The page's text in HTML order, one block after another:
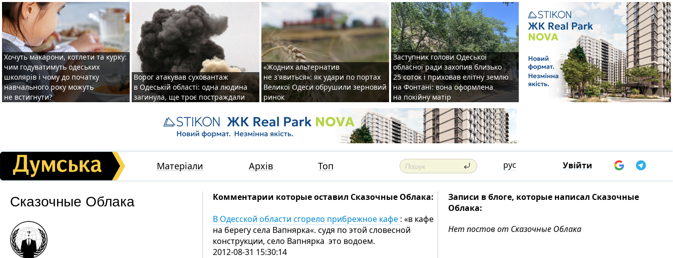
Хочуть макарони, котлети та курку:
чим годуватимуть одеських
школярів і чому до початку
навчального року можуть
не встигнути?
Ворог атакував суховантаж
в Одеській області: одна людина
загинула, ще троє постраждали
«Жодних альтернатив
не з'явиться»: як удари по портах
Великої Одеси обрушили зерновий
ринок
Заступник голови Одеської
обласної ради захопив близько
25 соток і приховав елітну землю
на Фонтані: вона оформлена
на покійну матір
Матеріали Архів Топ рус Увійти
Сказочные Облака
Комментарии которые оставил Сказочные Облака:
В Одесской области сгорело прибрежное кафе : «в кафе
на берегу села Вапнярка«. судя по этой словесной
конструкции, село Вапнярка это водоем.
2012-08-31 15:30:14
Записи в блоге, которые написал Сказочные
Облака:
Нет постов от Сказочные Облака